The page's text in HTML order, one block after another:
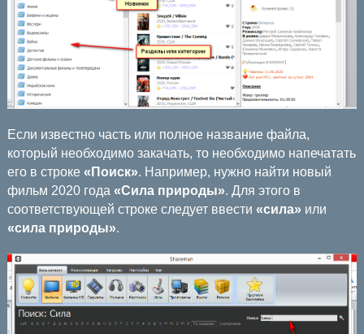
Если известно часть или полное название файла,
который необходимо закачать, то необходимо напечатать
его в строке «Поиск». Например, нужно найти новый
фильм 2020 года «Сила природы». Для этого в
соответствующей строке следует ввести «сила» или
«сила природы».